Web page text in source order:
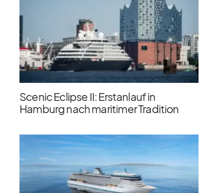
Scenic Eclipse II: Erstanlauf in
Hamburg nach maritimer Tradition